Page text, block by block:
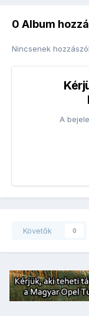
0 Album
Nincsenek
A
Követők 0